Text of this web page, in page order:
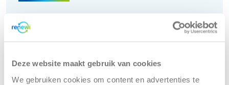
Deze website maakt gebruik van cookies
We gebruiken cookies om content en advertenties te
Piershil
Molenvliet 4
3076 CK Rotterdam
(Bereikbaar tijdens kantooruren)